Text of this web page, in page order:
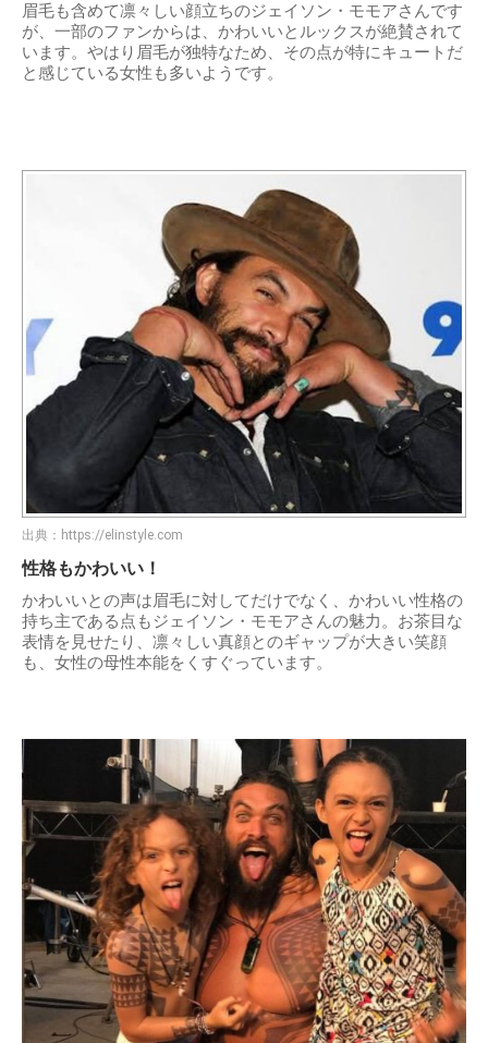
眉毛も含めて凛々しい顔立ちのジェイソン・モモアさんです
が、一部のファンからは、かわいいとルックスが絶賛されて
います。やはり眉毛が独特なため、その点が特にキュートだ
と感じている女性も多いようです。
出典： https://elinstyle.com
性格もかわいい！
かわいいとの声は眉毛に対してだけでなく、かわいい性格の
持ち主である点もジェイソン・モモアさんの魅力。お茶目な
表情を見せたり、凛々しい真顔とのギャップが大きい笑顔
も、女性の母性本能をくすぐっています。